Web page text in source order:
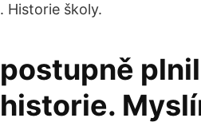
. Historie školy.
postupně
historie.